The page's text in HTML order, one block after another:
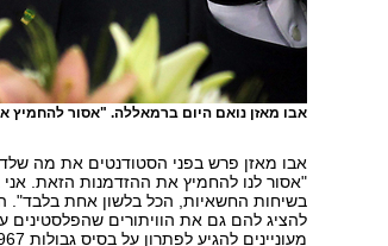
אבו מאזן נואם היום ברמאללה. "אסור להחמיץ
אבו מאזן פרש בפני הסטודנטים את מה
"אסור לנו להחמיץ את ההזדמנות הזאת.
בשיחות החשאיות, הכל בלשון אחת בלבד".
להציג להם גם את הוויתורים שהפלסטינים